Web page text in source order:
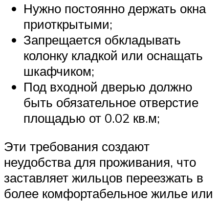
Нужно постоянно держать окна
приоткрытыми;
Запрещается обкладывать
колонку кладкой или оснащать
шкафчиком;
Под входной дверью должно
быть обязательное отверстие
площадью от 0.02 кв.м;
Эти требования создают
неудобства для проживания, что
заставляет жильцов переезжать в
более комфортабельное жилье или